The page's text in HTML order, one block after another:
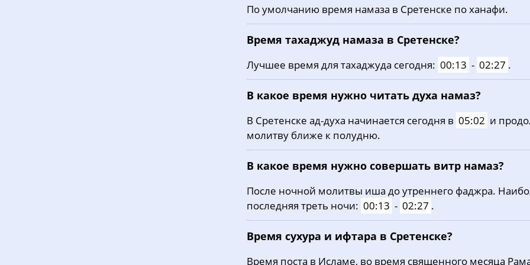
20, Чт
02:59 05:00 12:13
21, Пт
03:01 05:02
22, Сб
03:04 05:03 12:12
25, Вт
03:12
26, Ср
03:14 05:10 12:11
27, Чт
03:17 05:12 12:11
28, Пт
03:19 05:13
29, Сб
03:21 05:15
30, Вс
03:24 05:17 12:10
По умолчанию время намаза в Сретенске по ханафи.
Время тахаджуд намаза в Сретенске?
Лучшее время для тахаджуда сегодня: 00:13 - 02:27 .
В какое время нужно читать духа намаз?
В Сретенске ад-духа начинается сегодня в 05:02 и
молитву ближе к полудню.
В какое время нужно совершать витр намаз?
После ночной молитвы иша до утреннего фаджра.
последняя треть ночи: 00:13 - 02:27 .
Время сухура и ифтара в Сретенске?
Время поста в Исламе, во время священного месяца